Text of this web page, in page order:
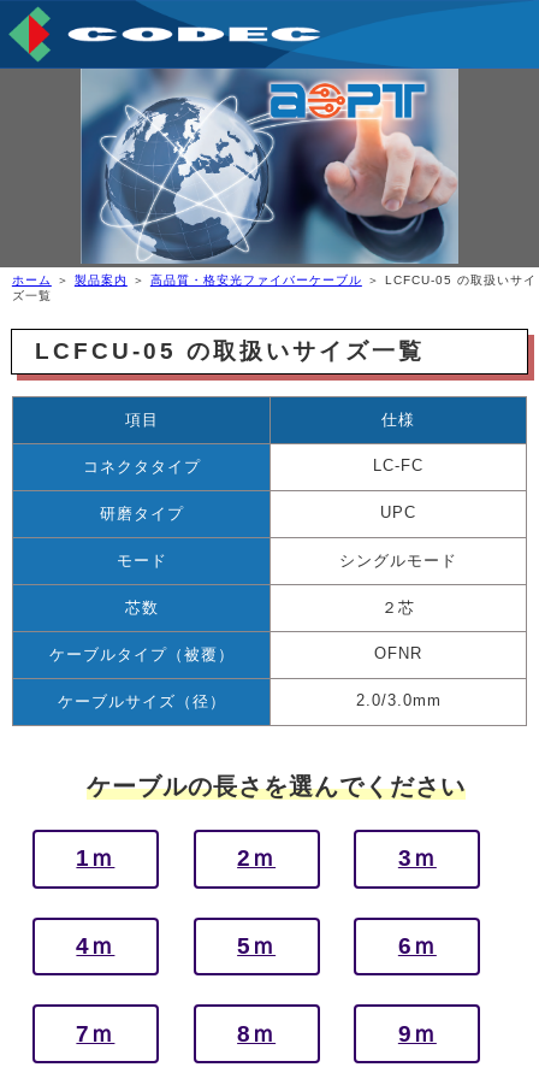
ホーム ＞ 製品案内 ＞ 高品質・格安光ファイバーケーブル ＞ LCFCU-05 の取扱いサイ
ズ一覧
LCFCU-05 の取扱いサイズ一覧
項目 仕様
コネクタタイプ LC-FC
研磨タイプ UPC
モード シングルモード
芯数 ２芯
ケーブルタイプ（被覆） OFNR
ケーブルサイズ（径） 2.0/3.0mm
ケーブルの長さを選んでください
1ｍ 2ｍ 3ｍ
4ｍ 5ｍ 6ｍ
7ｍ 8ｍ 9ｍ